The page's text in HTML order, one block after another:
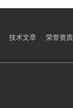
技术文章 荣誉资质